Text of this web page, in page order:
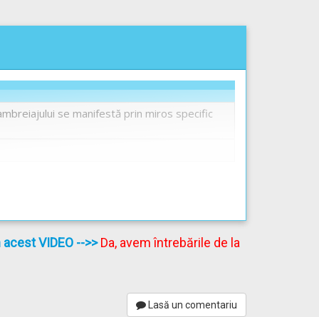
se manifestă prin miros specific
VIDEO -->>Da, avem întrebările de la
Lasă un comentariu